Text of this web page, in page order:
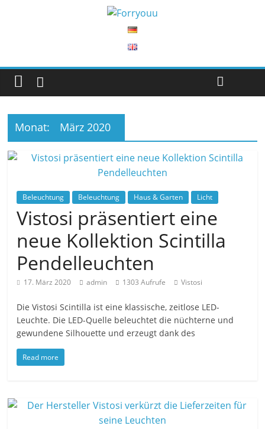
Monat: März 2020
Beleuchtung Beleuchtung Haus & Garten Licht
Vistosi präsentiert eine
neue Kollektion Scintilla
Pendelleuchten
17. März 2020 admin 1303 Aufrufe Vistosi
Die Vistosi Scintilla ist eine klassische, zeitlose LED-
Leuchte. Die LED-Quelle beleuchtet die nüchterne und
gewundene Silhouette und erzeugt dank des
Read more